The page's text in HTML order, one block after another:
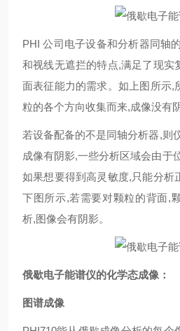
PHI 公司电子设备和分析器同轴
和视线无遮拦的特点,满足了现实
面表征能力的需求。如上图所
粒的各个方向收集而来,成像没有阴影
若设备配备的不是同轴分析器,则
成像有阴影,一些分析区域会由于位
如果想要得到高灵敏度,只能分析正
下图所示,若需要对颗粒的背面,
析,图像会有阴影。
俄歇电子能谱仪的化学态成像：
图谱成像